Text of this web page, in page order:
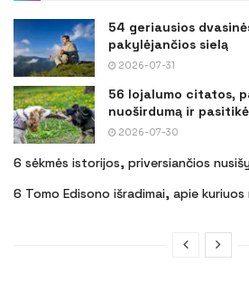
54 geriausios
pakylėjančios sielą
2026-07-31
56 lojalumo citatos,
nuoširdumą ir
2026-07-30
6 sėkmės istorijos, priversiančios
6 Tomo Edisono išradimai, apie